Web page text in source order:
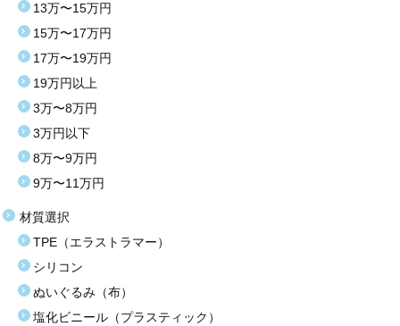
13万〜15万円
15万〜17万円
17万〜19万円
19万円以上
3万〜8万円
3万円以下
8万〜9万円
9万〜11万円
材質選択
TPE（エラストラマー）
シリコン
ぬいぐるみ（布）
塩化ビニール（プラスティック）